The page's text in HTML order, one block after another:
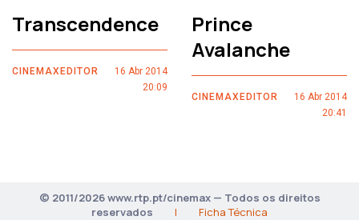
Transcendence
CINEMAXEDITOR
16 Abr 2014
20:09
Prince
Avalanche
CINEMAXEDITOR
16 Abr 2014
20:41
© 2011/2026 www.rtp.pt/cinemax — Todos os direitos
reservados
| Ficha Técnica